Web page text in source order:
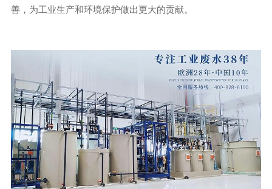
善，为工业生产和环境保护做出更大的贡献。